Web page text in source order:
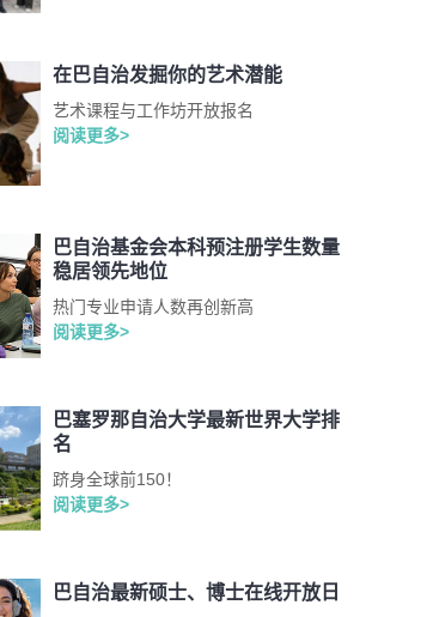
在巴自治发掘你的艺术潜能
艺术课程与工作坊开放报名
阅读更多>
巴自治基金会本科预注册学生数量
稳居领先地位
热门专业申请人数再创新高
阅读更多>
巴塞罗那自治大学最新世界大学排
名
跻身全球前150！
阅读更多>
巴自治最新硕士、博士在线开放日